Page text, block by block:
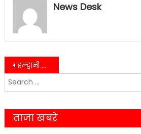
News Desk
Post
navigation
हल्द्वानी में नशीले इंजेक्शन की तस्करी पर पुलिस का वार,20 इंजेक्शन के साथ युवक दबोचा
Search
for:
ताजा खबरे